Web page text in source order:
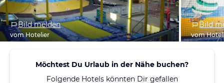
Bild melden
vom Hotelier
Bild
vom
Möchtest Du Urlaub in der Nähe buchen?
Folgende Hotels könnten Dir gefallen